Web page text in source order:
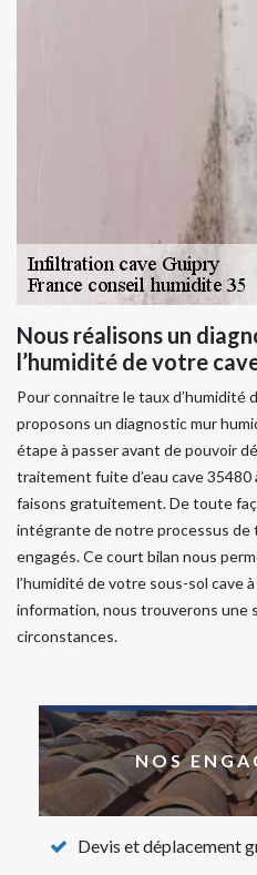
Nous réalisons un
l’humidité de votre
Pour connaitre le taux d’humidité
proposons un diagnostic mur
étape à passer avant de pouvoir
traitement fuite d’eau cave 35480
faisons gratuitement. De toute
intégrante de notre processus de
engagés. Ce court bilan nous
l’humidité de votre sous-sol cave
information, nous trouverons une
circonstances.
NOS
Devis et déplacement